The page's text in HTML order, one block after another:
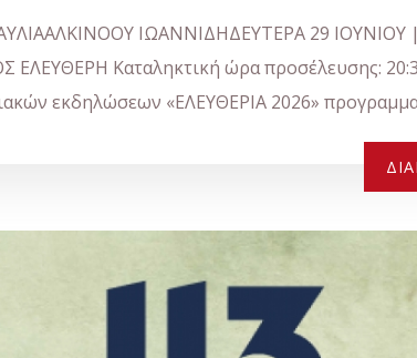
ΙΩΑΝΝΙΔΗΔΕΥΤΕΡΑ 29
Καταληκτική ώρα προσέλευσης:
εκδηλώσεων «ΕΛΕΥΘΕΡΙΑ 2026»